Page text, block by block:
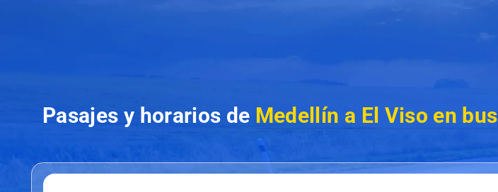
Pasajes y horarios de Medellín a El Viso en bus